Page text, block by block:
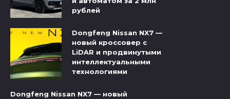
рублей
Dongfeng Nissan NX7 —
новый кроссовер с
LiDAR и продвинутыми
интеллектуальными
технологиями
Dongfeng Nissan NX7 — новый